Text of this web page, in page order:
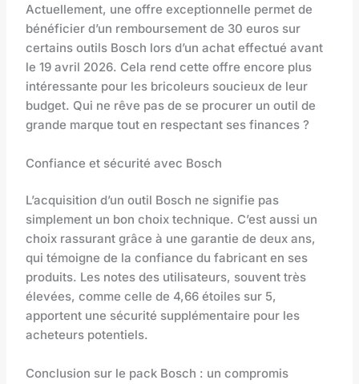
Actuellement, une offre exceptionnelle permet de
bénéficier d’un remboursement de 30 euros sur
certains outils Bosch lors d’un achat effectué avant
le 19 avril 2026. Cela rend cette offre encore plus
intéressante pour les bricoleurs soucieux de leur
budget. Qui ne rêve pas de se procurer un outil de
grande marque tout en respectant ses finances ?
Confiance et sécurité avec Bosch
L’acquisition d’un outil Bosch ne signifie pas
simplement un bon choix technique. C’est aussi un
choix rassurant grâce à une garantie de deux ans,
qui témoigne de la confiance du fabricant en ses
produits. Les notes des utilisateurs, souvent très
élevées, comme celle de 4,66 étoiles sur 5,
apportent une sécurité supplémentaire pour les
acheteurs potentiels.
Conclusion sur le pack Bosch : un compromis